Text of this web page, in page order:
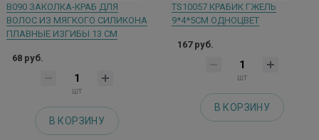
B090 ЗАКОЛКА-КРАБ ДЛЯ
ВОЛОС ИЗ МЯГКОГО СИЛИКОНА
ПЛАВНЫЕ ИЗГИБЫ 13 СМ
68 руб.
шт
В КОРЗИНУ
TS10057 КРАБИК ГЖЕЛЬ
9*4*5СМ ОДНОЦВЕТ
167 руб.
шт
В КОРЗИНУ